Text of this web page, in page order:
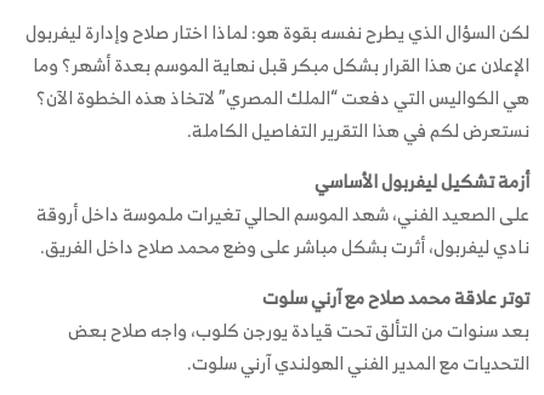
لكن السؤال الذي يطرح نفسه بقوة هو: لماذا اختار صلاح وإدارة ليفربول
الإعلان عن هذا القرار بشكل مبكر قبل نهاية الموسم بعدة أشهر؟ وما
هي الكواليس التي دفعت “الملك المصري” لاتخاذ هذه الخطوة الآن؟
نستعرض لكم في هذا التقرير التفاصيل الكاملة.
أزمة تشكيل ليفربول الأساسي
على الصعيد الفني، شهد الموسم الحالي تغيرات ملموسة داخل أروقة
نادي ليفربول، أثرت بشكل مباشر على وضع محمد صلاح داخل الفريق.
توتر علاقة محمد صلاح مع آرني سلوت
بعد سنوات من التألق تحت قيادة يورجن كلوب، واجه صلاح بعض
التحديات مع المدير الفني الهولندي آرني سلوت.